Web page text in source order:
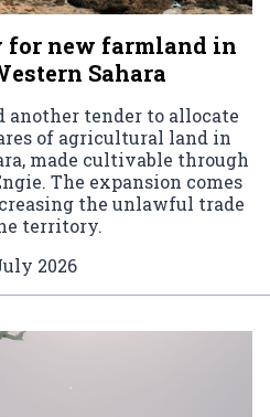
for new farmland in
Sahara
another tender to allocate
of agricultural land in
made cultivable through
The expansion comes
the unlawful trade
territory.
2026